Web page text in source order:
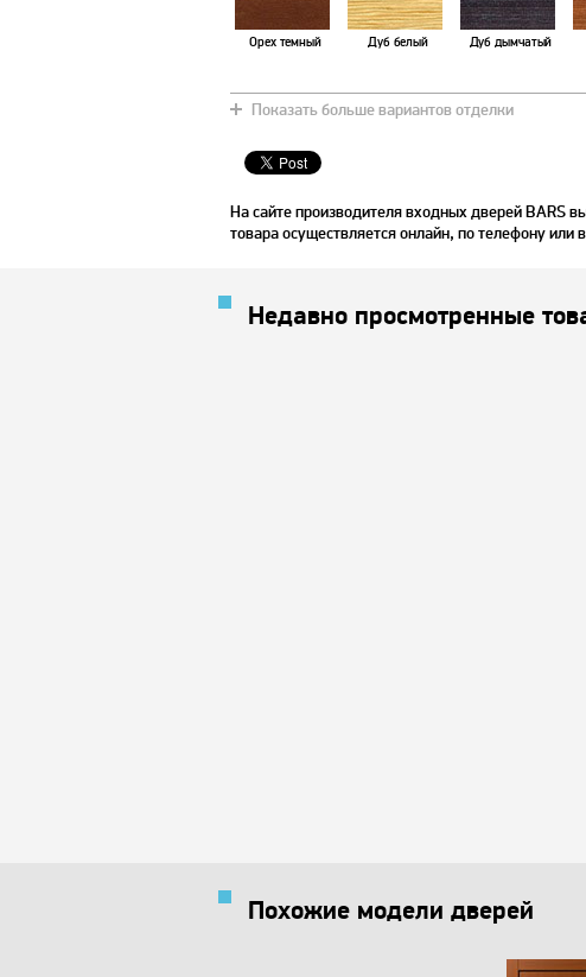
Орех темный Дуб белый Дуб дымчатый
Зебрано
Тик Дуб светлый Вишня натур
Показать больше вариантов отделки
На сайте производителя входных дверей BARS
товара осуществляется онлайн, по телефону или
Недавно просмотренные
Похожие модели дверей